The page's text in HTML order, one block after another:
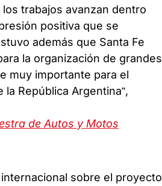
trabajos avanzan dentro
positiva que se
además que Santa Fe
la organización de grandes
muy importante para el
República Argentina”,
de Autos y Motos
sobre el proyecto